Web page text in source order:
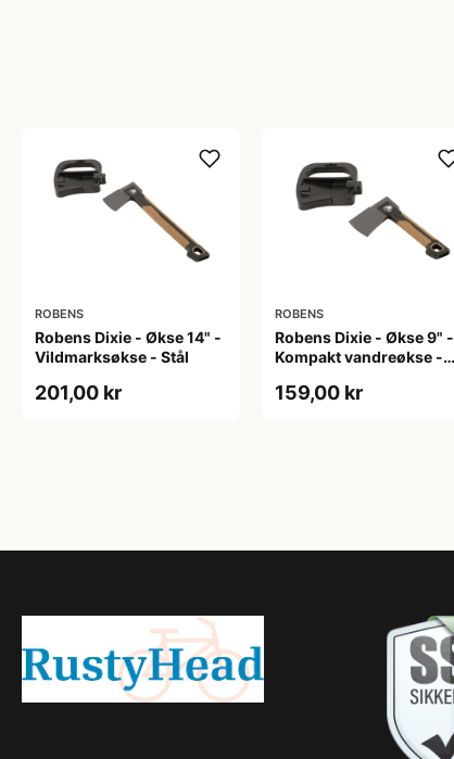
ROBENS
Robens Dixie - Økse 14" -
Vildmarksøkse - Stål
201,00 kr
ROBENS
Robens Dixie - Økse 9" -
Kompakt vandreøkse -
159,00 kr